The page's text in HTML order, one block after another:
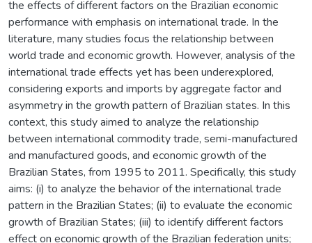
the effects of different factors on the Brazilian economic
performance with emphasis on international trade. In the
literature, many studies focus the relationship between
world trade and economic growth. However, analysis of the
international trade effects yet has been underexplored,
considering exports and imports by aggregate factor and
asymmetry in the growth pattern of Brazilian states. In this
context, this study aimed to analyze the relationship
between international commodity trade, semi-manufactured
and manufactured goods, and economic growth of the
Brazilian States, from 1995 to 2011. Specifically, this study
aims: (i) to analyze the behavior of the international trade
pattern in the Brazilian States; (ii) to evaluate the economic
growth of Brazilian States; (iii) to identify different factors
effect on economic growth of the Brazilian federation units;